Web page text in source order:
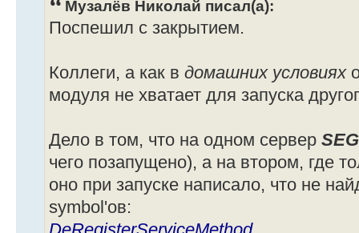
Музалёв Николай писал(а):
Поспешил с закрытием.
Коллеги, а как в домашних условиях
модуля не хватает для запуска
Дело в том, что на одном сервер SEG
чего позапущено), а на втором, где
оно при запуске написало, что не
symbol'ов: